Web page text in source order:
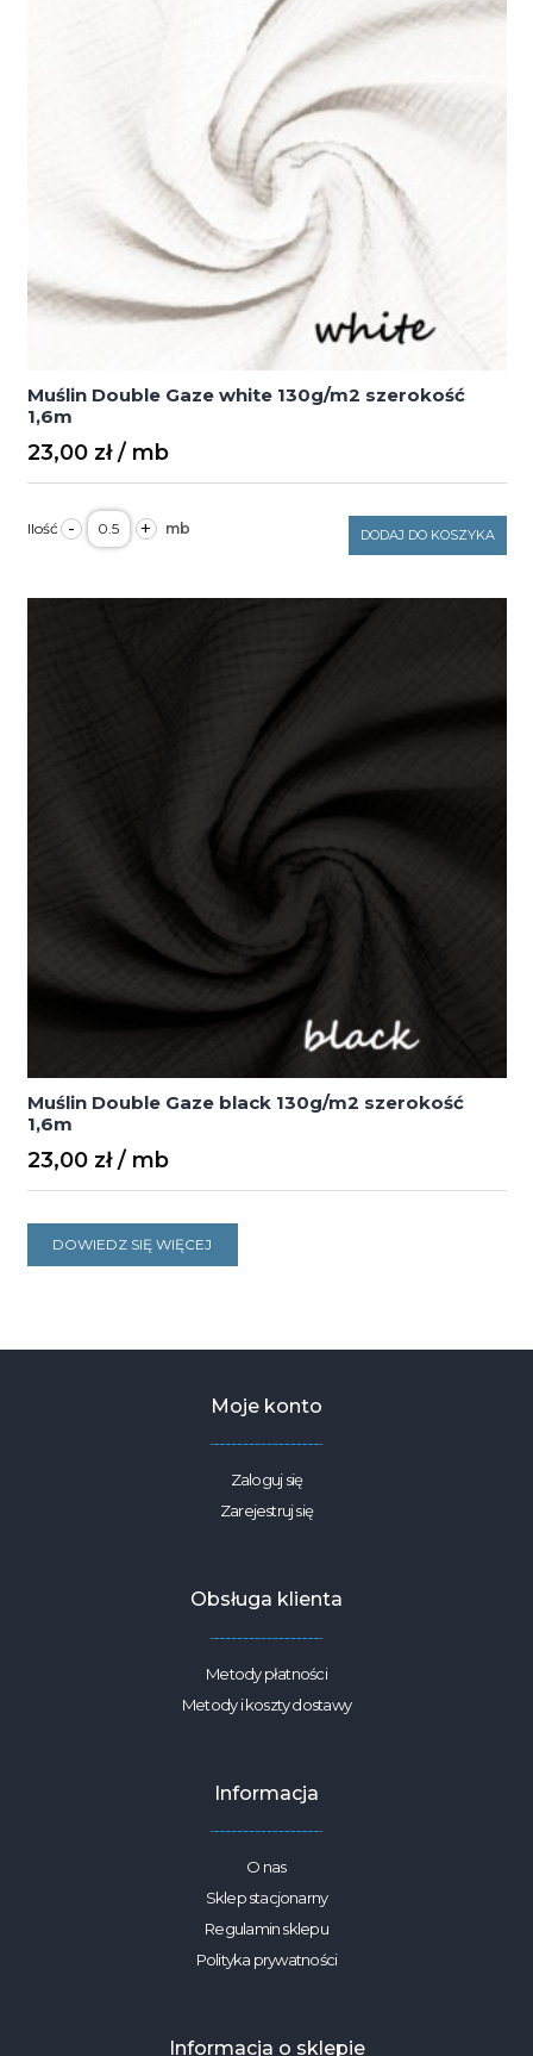
Muślin Double Gaze white 130g/m2 szerokość
1,6m
23,00 zł
- ilość
Muślin
Double
+ DODAJ DO KOSZYKA
Muślin Double Gaze black 130g/m2 szerokość
1,6m
23,00 zł
DOWIEDZ SIĘ WIĘCEJ
Moje konto
Zaloguj się
Zarejestruj się
Obsługa klienta
Metody płatności
Metody i koszty dostawy
Informacja
O nas
Sklep stacjonarny
Regulamin sklepu
Polityka prywatności
Informacja o sklepie